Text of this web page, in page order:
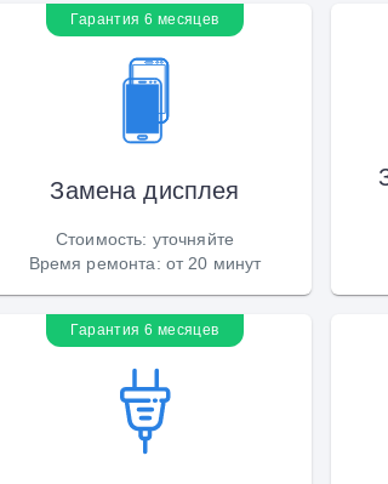
Гарантия 6 месяцев
Замена дисплея
Стоимость: уточняйте
Время ремонта: от 20 минут
Гарантия 6 месяцев